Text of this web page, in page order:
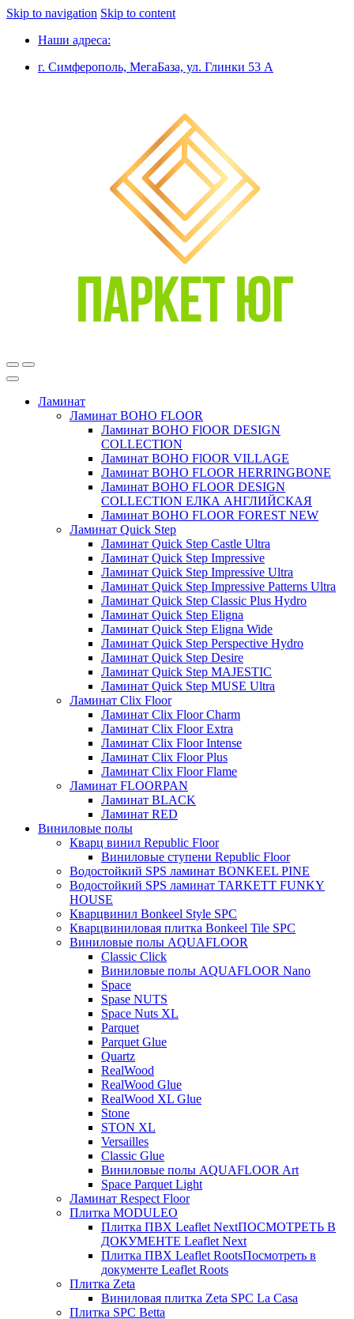
Skip to navigation Skip to content
Наши адреса:
г. Симферополь, МегаБаза, ул. Глинки 53 А
Ламинат
Ламинат BOHO FLOOR
Ламинат BOHO FlOOR DESIGN
COLLECTION
Ламинат BOHO FlOOR VILLAGE
Ламинат BOHO FLOOR HERRINGBONE
Ламинат BOHO FLOOR DESIGN
COLLECTION ЕЛКА АНГЛИЙСКАЯ
Ламинат BOHO FLOOR FOREST NEW
Ламинат Quick Step
Ламинат Quick Step Castle Ultra
Ламинат Quick Step Impressive
Ламинат Quick Step Impressive Ultra
Ламинат Quick Step Impressive Patterns Ultra
Ламинат Quick Step Classic Plus Hydro
Ламинат Quick Step Eligna
Ламинат Quick Step Eligna Wide
Ламинат Quick Step Perspective Hydro
Ламинат Quick Step Desire
Ламинат Quick Step MAJESTIC
Ламинат Quick Step MUSE Ultra
Ламинат Clix Floor
Ламинат Clix Floor Charm
Ламинат Clix Floor Extra
Ламинат Clix Floor Intense
Ламинат Clix Floor Plus
Ламинат Clix Floor Flame
Ламинат FLOORPAN
Ламинат BLACK
Ламинат RED
Виниловые полы
Кварц винил Republic Floor
Виниловые ступени Republic Floor
Водостойкий SPS ламинат BONKEEL PINE
Водостойкий SPS ламинат TARKETT FUNKY
HOUSE
Кварцвинил Bonkeel Style SPC
Кварцвиниловая плитка Bonkeel Tile SPC
Виниловые полы AQUAFLOOR
Classic Click
Виниловые полы AQUAFLOOR Nano
Space
Spase NUTS
Space Nuts XL
Parquet
Parquet Glue
Quartz
RealWood
RealWood Glue
RealWood XL Glue
Stone
STON XL
Versailles
Classic Glue
Виниловые полы AQUAFLOOR Art
Space Parquet Light
Ламинат Respect Floor
Плитка MODULEO
Плитка ПВХ Leaflet NextПОСМОТРЕТЬ В
ДОКУМЕНТЕ Leaflet Next
Плитка ПВХ Leaflet RootsПосмотреть в
документе Leaflet Roots
Плитка Zeta
Виниловая плитка Zeta SPC La Casa
Плитка SPC Betta